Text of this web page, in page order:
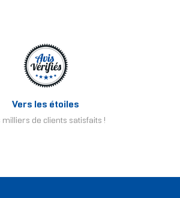
Vers les étoiles
milliers de clients satisfaits !